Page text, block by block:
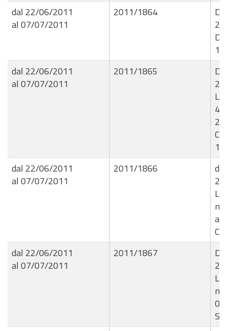
dal 22/06/2011
al 07/07/2011
2011/1864
dal 22/06/2011
al 07/07/2011
2011/1865
dal 22/06/2011
al 07/07/2011
2011/1866
dal 22/06/2011
al 07/07/2011
2011/1867